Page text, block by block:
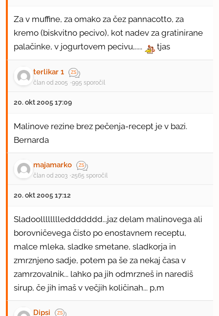
Za v muffine, za omako za čez pannacotto, za
kremo (biskvitno pecivo), kot nadev za gratinirane
palačinke, v jogurtovem pecivu,.....
tjas
terlikar 1
član od 2005 995 sporočil
20. okt 2005 17:09
Malinove rezine brez pečenja-recept je v bazi.
Bernarda
majamarko
član od 2003 2565 sporočil
20. okt 2005 17:12
Sladoolllllllleddddddd...jaz delam malinovega ali
borovničevega čisto po enostavnem receptu,
malce mleka, sladke smetane, sladkorja in
zmrznjeno sadje, potem pa še za nekaj časa v
zamrzovalnik... lahko pa jih odmrzneš in narediš
sirup, če jih imaš v večjih količinah... p,m
Dipsi